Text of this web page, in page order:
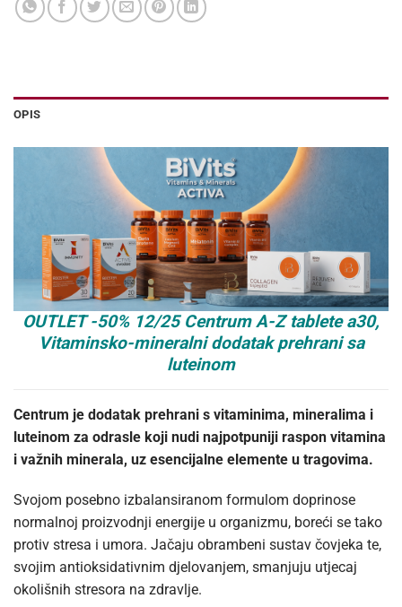
OPIS
OUTLET -50% 12/25 Centrum A-Z tablete a30,
Vitaminsko-mineralni dodatak prehrani sa
luteinom
Centrum je dodatak prehrani s vitaminima, mineralima i
luteinom za odrasle koji nudi najpotpuniji raspon vitamina
i važnih minerala, uz esencijalne elemente u tragovima.
Svojom posebno izbalansiranom formulom doprinose
normalnoj proizvodnji energije u organizmu, boreći se tako
protiv stresa i umora. Jačaju obrambeni sustav čovjeka te,
svojim antioksidativnim djelovanjem, smanjuju utjecaj
okolišnih stresora na zdravlje.